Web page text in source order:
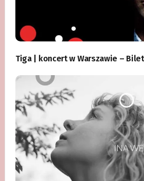
Tiga | koncert w Warszawie –